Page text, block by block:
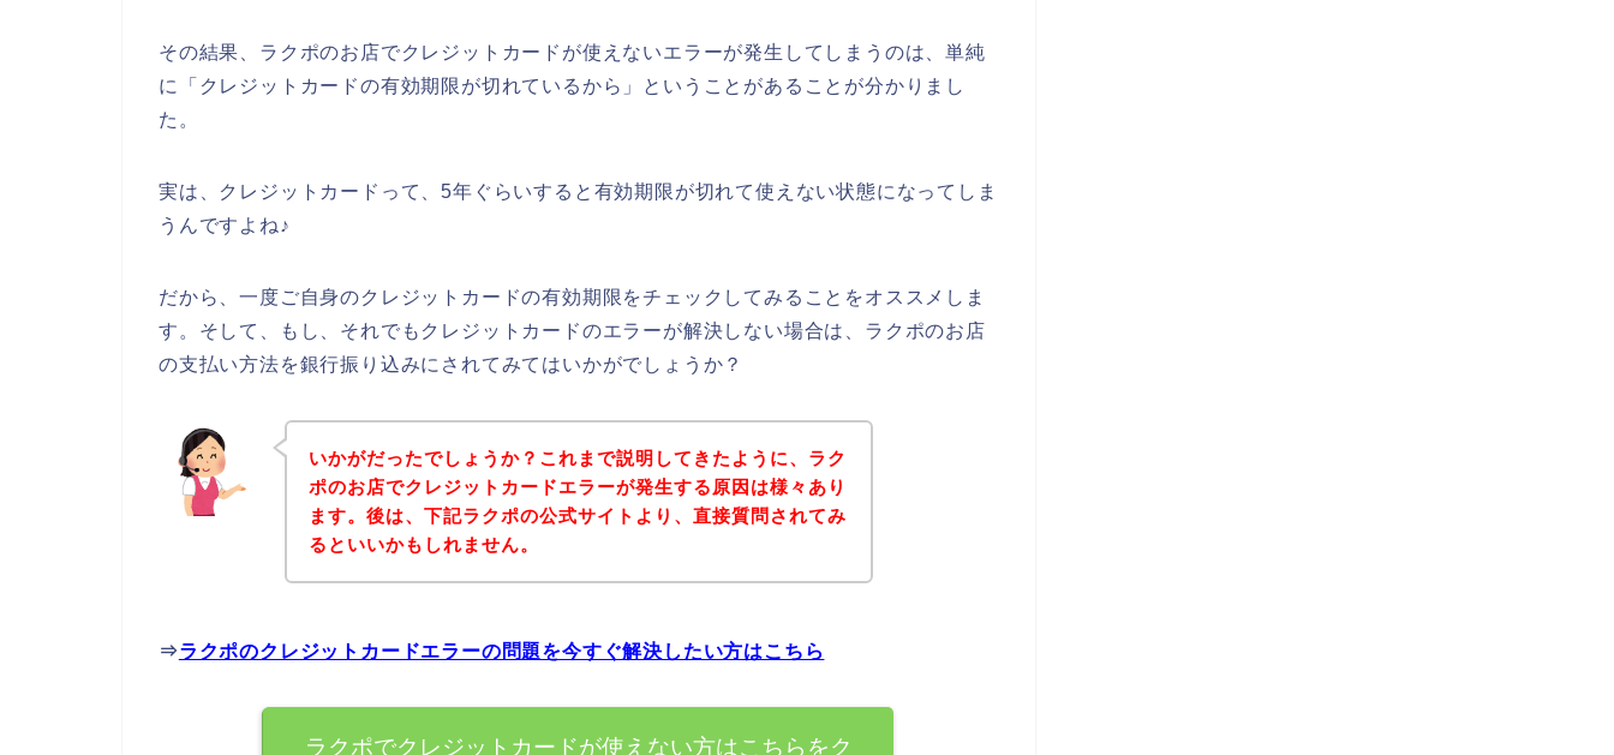
その結果、ラクポのお店でクレジットカードが使えないエラーが発生してしまうのは、単純
に「クレジットカードの有効期限が切れているから」ということがあることが分かりまし
た。
実は、クレジットカードって、5年ぐらいすると有効期限が切れて使えない状態になってしま
うんですよね♪
だから、一度ご自身のクレジットカードの有効期限をチェックしてみることをオススメしま
す。そして、もし、それでもクレジットカードのエラーが解決しない場合は、ラクポのお店
の支払い方法を銀行振り込みにされてみてはいかがでしょうか？
いかがだったでしょうか？これまで説明してきたように、ラク
ポのお店でクレジットカードエラーが発生する原因は様々あり
ます。後は、下記ラクポの公式サイトより、直接質問されてみ
るといいかもしれません。
⇒ラクポのクレジットカードエラーの問題を今すぐ解決したい方はこちら
ラクポでクレジットカードが使えない方はこちらをク